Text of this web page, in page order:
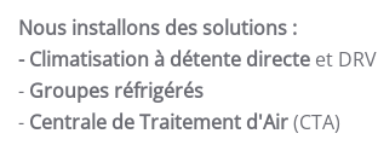
Nous installons des solutions :
- Climatisation à détente directe et DRV
- Groupes réfrigérés
- Centrale de Traitement d'Air(CTA)